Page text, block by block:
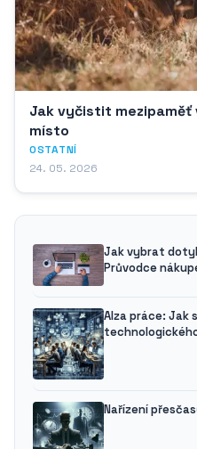
Jak vyčistit
místo
OSTATNÍ
24. 05. 2026
Jak vybrat
Průvodce
Alza práce: Jak
Nařízení